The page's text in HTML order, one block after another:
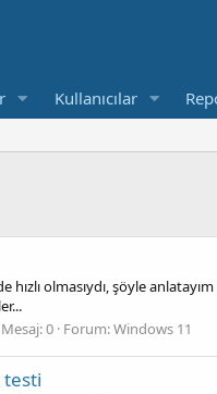
Kullanıcılar
olmasıydı, şöyle
Mesaj: 0 Forum:Windows 11
testi